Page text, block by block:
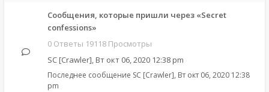
Сообщения, которые пришли через «Secret
confessions»
0 Ответы 19118 Просмотры
SC [Crawler], Вт окт 06, 2020 12:38 pm
Последнее сообщение SC [Crawler], Вт окт 06, 2020 12:38
pm